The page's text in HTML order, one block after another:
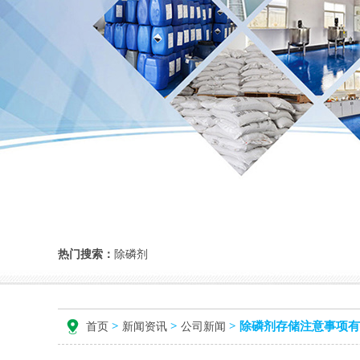
热门搜索： 除磷剂
首页 > 新闻资讯 > 公司新闻 > 除磷剂存储注意事项